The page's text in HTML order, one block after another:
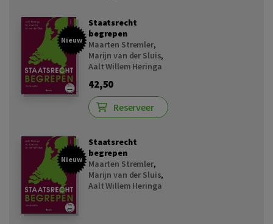
Nieuw
Staatsrecht
begrepen
Maarten Stremler,
Marijn van der Sluis,
Aalt Willem Heringa
42,50
Reserveer
Nieuw
Staatsrecht
begrepen
Maarten Stremler,
Marijn van der Sluis,
Aalt Willem Heringa